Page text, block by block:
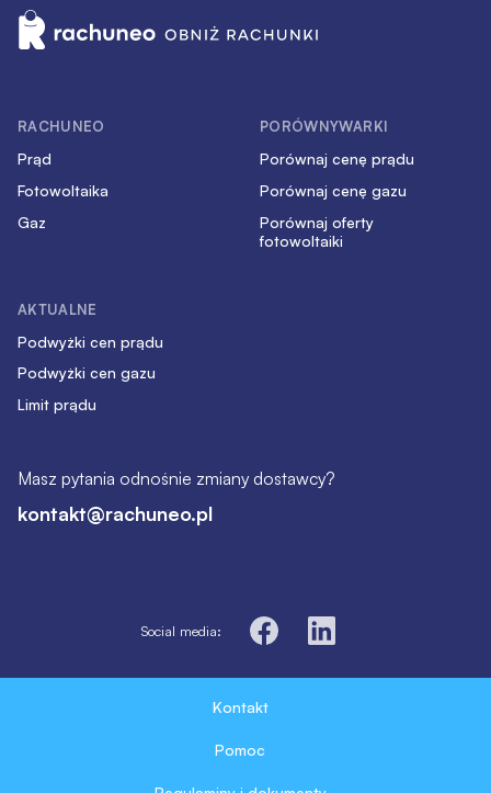
RACHUNEO
Prąd
Fotowoltaika
Gaz
PORÓWNYWARKI
Porównaj cenę prądu
Porównaj cenę gazu
Porównaj oferty
fotowoltaiki
AKTUALNE
Podwyżki cen prądu
Podwyżki cen gazu
Limit prądu
Masz pytania odnośnie zmiany dostawcy?
kontakt@rachuneo.pl
Social media:
Kontakt
Pomoc